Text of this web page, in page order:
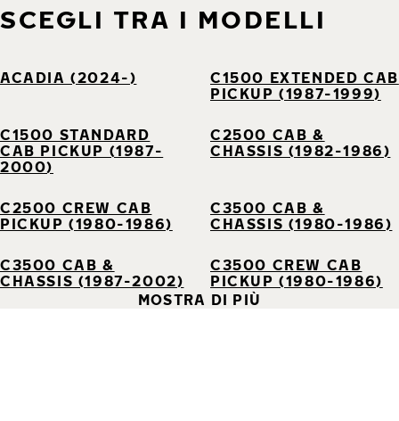
SCEGLI TRA I MODELLI
ACADIA (2024-)
C1500 EXTENDED CAB
PICKUP (1987-1999)
C1500 STANDARD
CAB PICKUP (1987-
2000)
C2500 CAB &
CHASSIS (1982-1986)
C2500 CREW CAB
PICKUP (1980-1986)
C3500 CAB &
CHASSIS (1980-1986)
C3500 CAB &
CHASSIS (1987-2002)
C3500 CREW CAB
PICKUP (1980-1986)
MOSTRA DI PIÙ